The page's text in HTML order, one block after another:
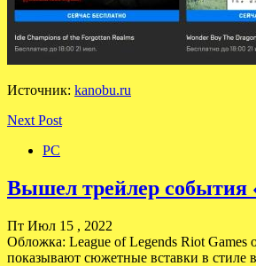
Источник: kanobu.ru
Next Post
PC
Вышел трейлер события
Пт Июл 15 , 2022
Обложка: League of Legends Riot Games
показывают сюжетные вставки в стиле